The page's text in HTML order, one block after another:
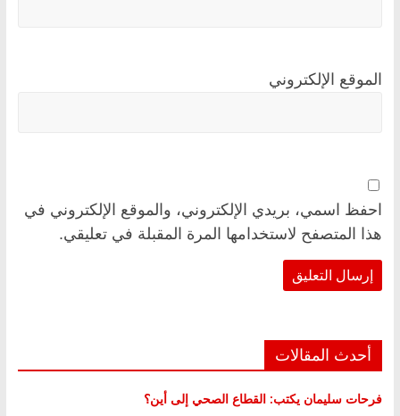
الموقع الإلكتروني
احفظ اسمي، بريدي الإلكتروني، والموقع الإلكتروني في
هذا المتصفح لاستخدامها المرة المقبلة في تعليقي.
أحدث المقالات
فرحات سليمان يكتب: القطاع الصحي إلى أين؟